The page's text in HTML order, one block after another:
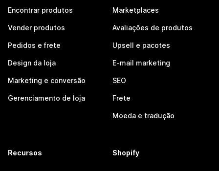
Encontrar produtos
Vender produtos
Pedidos e frete
Design da loja
Marketing e conversão
Gerenciamento de loja
Marketplaces
Avaliações de produtos
Upsell e pacotes
E-mail marketing
SEO
Frete
Moeda e tradução
Recursos Shopify